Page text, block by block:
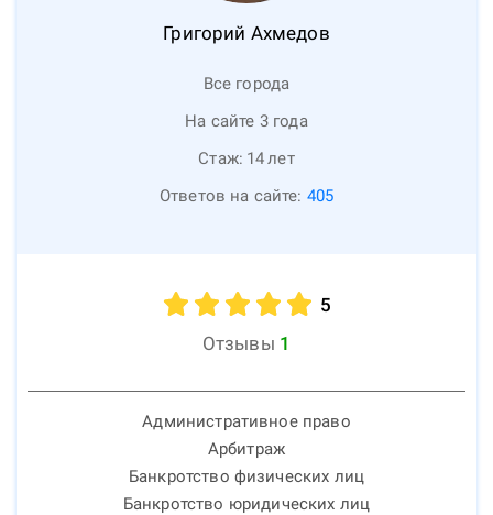
Григорий Ахмедов
Все города
На сайте 3 года
Стаж: 14лет
Ответов на сайте: 405
5
Отзывы 1
Административное право
Арбитраж
Банкротство физических лиц
Банкротство юридических лиц